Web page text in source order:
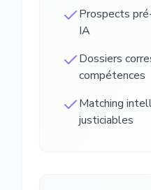
Prospects
IA
Dossiers
compétences
Matching
justiciables